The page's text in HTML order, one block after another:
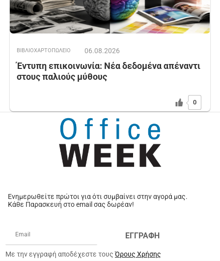
ΒΙΒΛΙΟΧΑΡΤΟΠΩΛΕΙΟ 06.08.2026
Έντυπη επικοινωνία: Νέα δεδομένα απέναντι
στους παλιούς μύθους
0
Ενημερωθείτε πρώτοι για ότι συμβαίνει στην αγορά μας.
Κάθε Παρασκευή στο email σας δωρέαν!
ΕΓΓΡΑΦΗ
Με την εγγραφή αποδέχεστε τουςΌρους Χρήσης